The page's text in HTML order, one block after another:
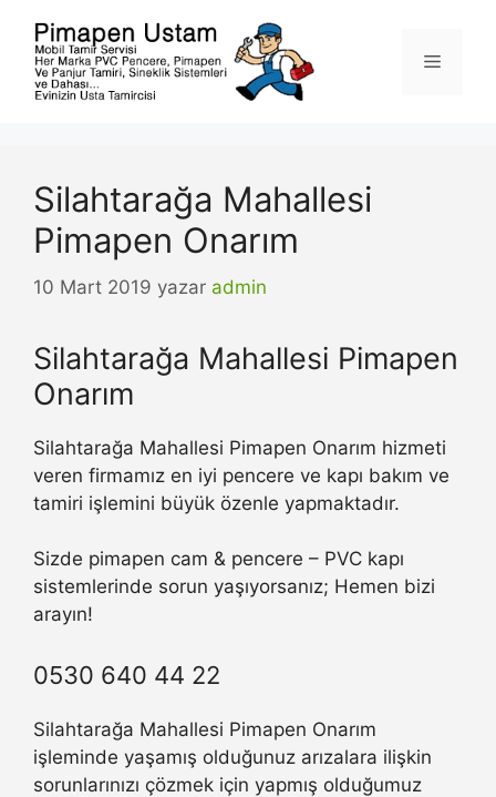
Menü
Silahtarağa Mahallesi
Pimapen Onarım
10 Mart 2019 yazar admin
Silahtarağa Mahallesi Pimapen
Onarım
Silahtarağa Mahallesi Pimapen Onarım hizmeti
veren firmamız en iyi pencere ve kapı bakım ve
tamiri işlemini büyük özenle yapmaktadır.
Sizde pimapen cam & pencere – PVC kapı
sistemlerinde sorun yaşıyorsanız; Hemen bizi
arayın!
0530 640 44 22
Silahtarağa Mahallesi Pimapen Onarım
işleminde yaşamış olduğunuz arızalara ilişkin
sorunlarınızı çözmek için yapmış olduğumuz